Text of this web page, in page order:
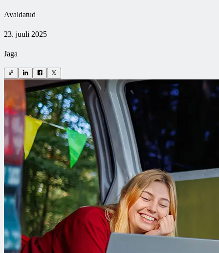
Avaldatud
23. juuli 2025
Jaga